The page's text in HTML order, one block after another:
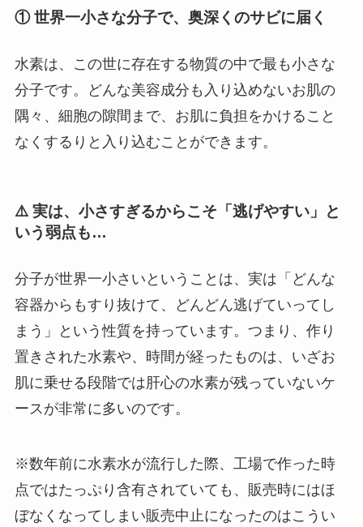
① 世界一小さな分子で、奥深くのサビに届く
水素は、この世に存在する物質の中で最も小さな
分子です。どんな美容成分も入り込めないお肌の
隅々、細胞の隙間まで、お肌に負担をかけること
なくするりと入り込むことができます。
⚠️ 実は、小さすぎるからこそ「逃げやすい」と
いう弱点も…
分子が世界一小さいということは、実は「どんな
容器からもすり抜けて、どんどん逃げていってし
まう」という性質を持っています。つまり、作り
置きされた水素や、時間が経ったものは、いざお
肌に乗せる段階では肝心の水素が残っていないケ
ースが非常に多いのです。
※数年前に水素水が流行した際、工場で作った時
点ではたっぷり含有されていても、販売時にはほ
ぼなくなってしまい販売中止になったのはこうい